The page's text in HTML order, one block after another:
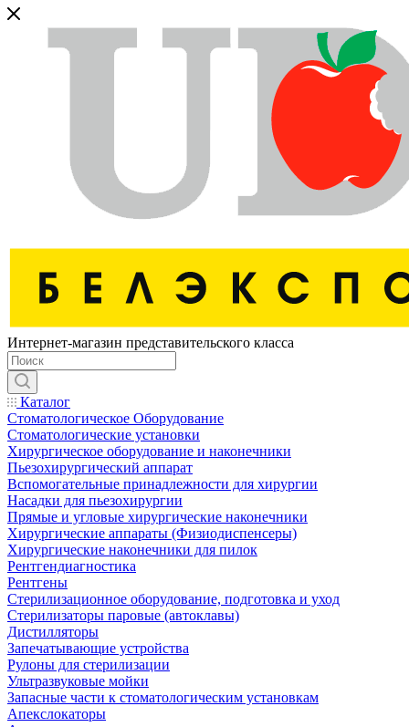
Интернет-магазин представительского класса
Каталог
Стоматологическое Оборудование
Стоматологические установки
Хирургическое оборудование и наконечники
Пьезохирургический аппарат
Вспомогательные принадлежности для хирургии
Насадки для пьезохирургии
Прямые и угловые хирургические наконечники
Хирургические аппараты (Физиодиспенсеры)
Хирургические наконечники для пилок
Рентгендиагностика
Рентгены
Стерилизационное оборудование, подготовка и уход
Стерилизаторы паровые (автоклавы)
Дистилляторы
Запечатывающие устройства
Рулоны для стерилизации
Ультразвуковые мойки
Запасные части к стоматологическим установкам
Апекслокаторы